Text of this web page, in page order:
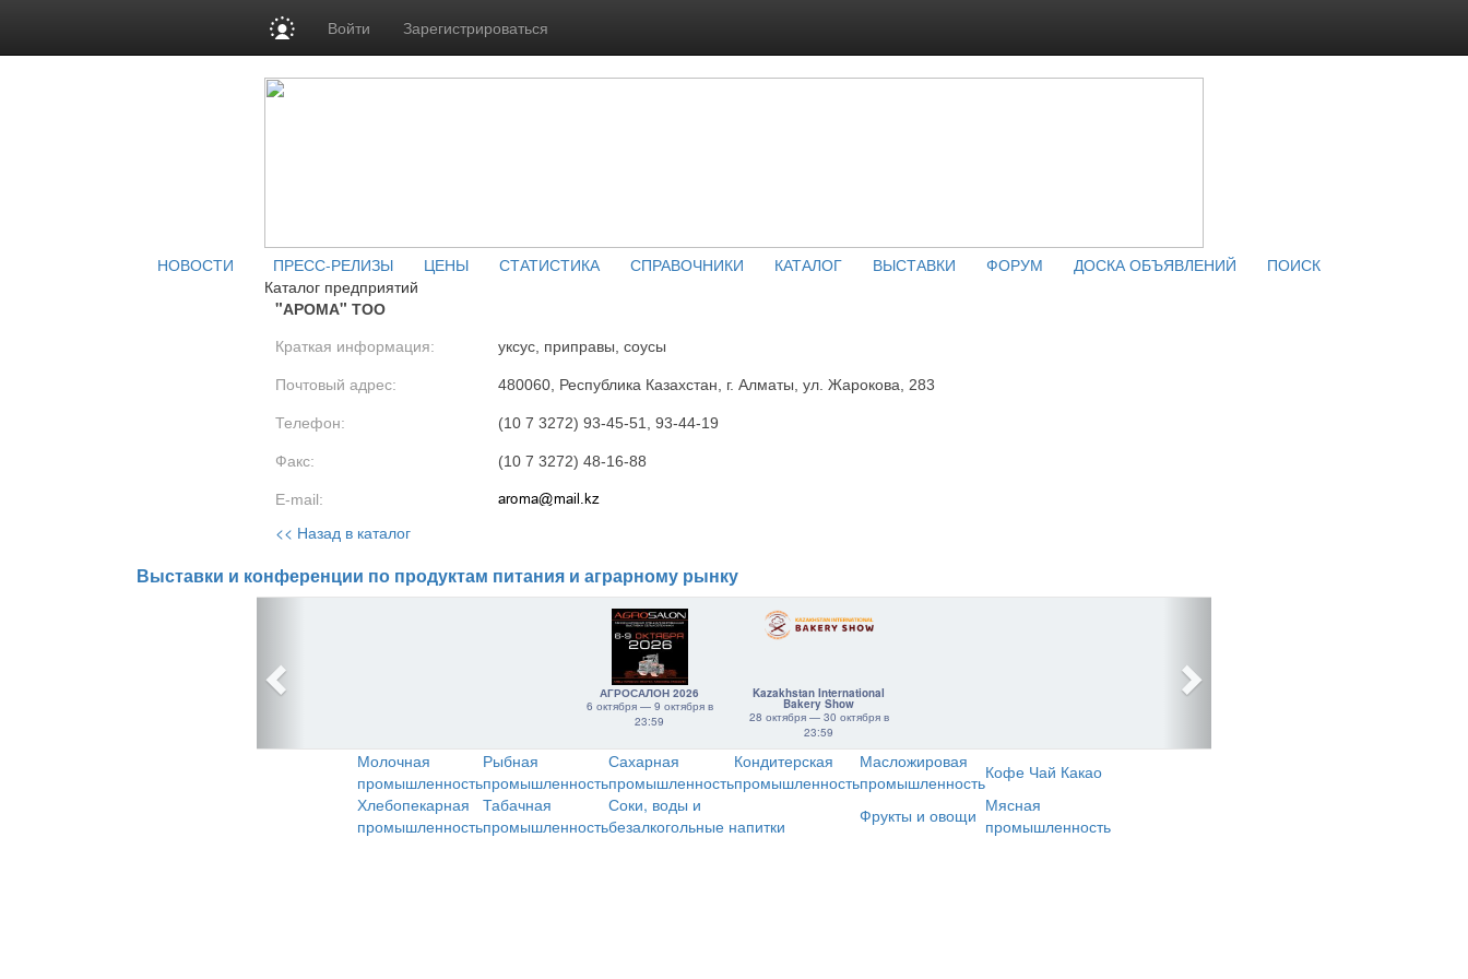
Войти Зарегистрироваться
НОВОСТИ ПРЕСС-РЕЛИЗЫ ЦЕНЫ СТАТИСТИКА СПРАВОЧНИКИ КАТАЛОГ ВЫСТАВКИ ФОРУМ ДОСКА ОБЪЯВЛЕНИЙ
ПОИСК
Каталог предприятий
"АРОМА" ТОО
Краткая информация: уксус, приправы, соусы
Почтовый адрес: 480060, Республика Казахстан, г. Алматы, ул. Жарокова, 283
Телефон: (10 7 3272) 93-45-51, 93-44-19
Факс: (10 7 3272) 48-16-88
E-mail:
<< Назад в каталог
Выставки и конференции по продуктам питания и аграрному рынку
АГРОСАЛОН 2026
6 октября — 9 октября в
23:59
Kazakhstan International
Bakery Show
28 октября — 30 октября в
23:59
Молочная
промышленность
Рыбная
промышленность
Сахарная
промышленность
Кондитерская
промышленность
Масложировая
промышленностьКофе Чай Какао
Хлебопекарная
промышленность
Табачная
промышленность
Соки, воды и
безалкогольные напитки
Фрукты и овощи Мясная
промышленность